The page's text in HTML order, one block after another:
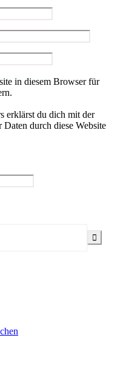
in diesem Browser für
erklärst du dich mit der
durch diese Website